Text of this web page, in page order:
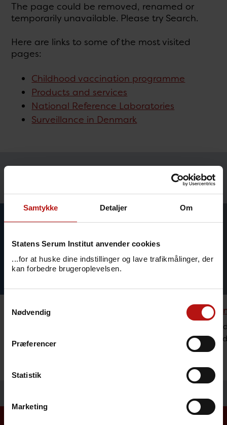
Samtykke Detaljer Om
Statens Serum Institut anvender cookies
...for at huske dine indstillinger og lave trafikmålinger, der
kan forbedre brugeroplevelsen.
Nødvendig
Præferencer
Statistik
Marketing
The page could be removed, renamed or
temporarily unavailable. Please try Search.
Here are links to some of the most visited
pages:
Childhood vaccination programme
Products and services
National Reference Laboratories
Surveillance in Denmark
Rejsevaccination
forebyggelse vi anbefaler ved rejser til